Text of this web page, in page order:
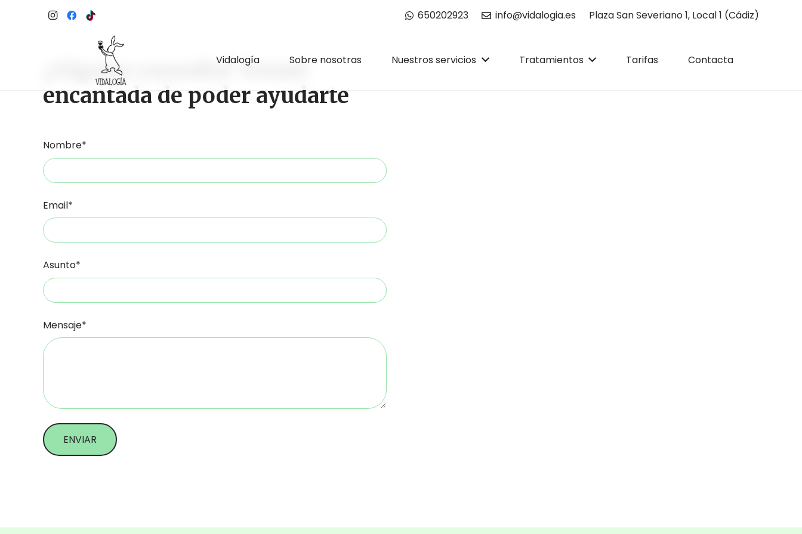
650202923 info@vidalogia.es Plaza San Severiano 1, Local 1 (Cádiz)
Vidalogía Sobre nosotras Nuestros servicios Tratamientos Tarifas Contacta
¿Alguna consulta? Estaré
encantada de poder ayudarte
Nombre*
Email*
Asunto*
Mensaje*